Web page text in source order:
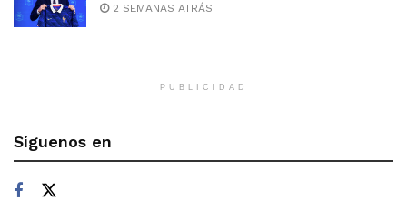
2 SEMANAS ATRÁS
PUBLICIDAD
Síguenos en